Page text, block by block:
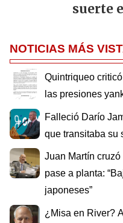
suerte
NOTICIAS MÁS
Quintriqueo
las presiones
Falleció Darío
que transitaba su
Juan Martín
pase a planta:
japoneses”
¿Misa en River?